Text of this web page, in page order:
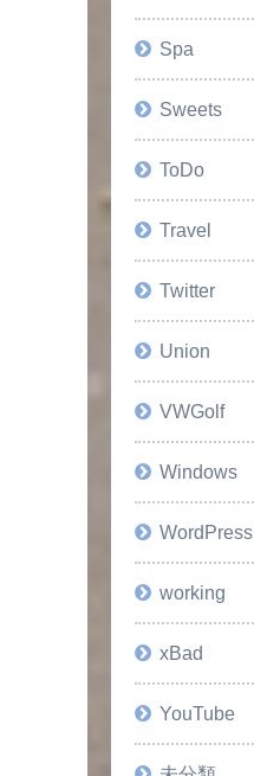
Spa
Sweets
ToDo
Travel
Twitter
Union
VWGolf
Windows
WordPress
working
xBad
YouTube